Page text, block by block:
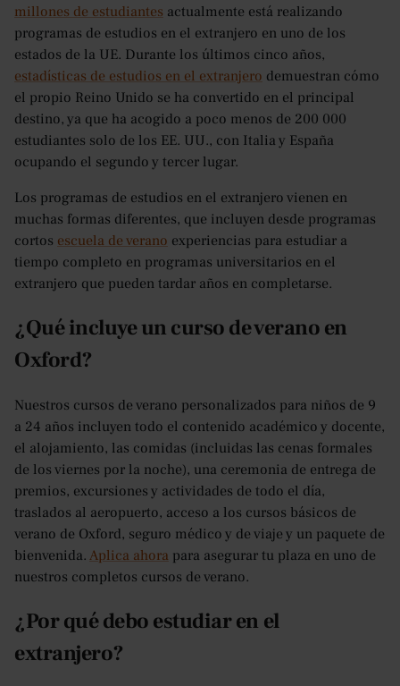
millones de estudiantes actualmente está realizando
programas de estudios en el extranjero en uno de los
estados de la UE. Durante los últimos cinco años,
estadísticas de estudios en el extranjero demuestran cómo
el propio Reino Unido se ha convertido en el principal
destino, ya que ha acogido a poco menos de 200 000
estudiantes solo de los EE. UU., con Italia y España
ocupando el segundo y tercer lugar.
Los programas de estudios en el extranjero vienen en
muchas formas diferentes, que incluyen desde programas
cortos escuela de verano experiencias para estudiar a
tiempo completo en programas universitarios en el
extranjero que pueden tardar años en completarse.
¿Qué incluye un curso de verano en
Oxford?
Nuestros cursos de verano personalizados para niños de 9
a 24 años incluyen todo el contenido académico y docente,
el alojamiento, las comidas (incluidas las cenas formales
de los viernes por la noche), una ceremonia de entrega de
premios, excursiones y actividades de todo el día,
traslados al aeropuerto, acceso a los cursos básicos de
verano de Oxford, seguro médico y de viaje y un paquete de
bienvenida. Aplica ahora para asegurar tu plaza en uno de
nuestros completos cursos de verano.
¿Por qué debo estudiar en el
extranjero?